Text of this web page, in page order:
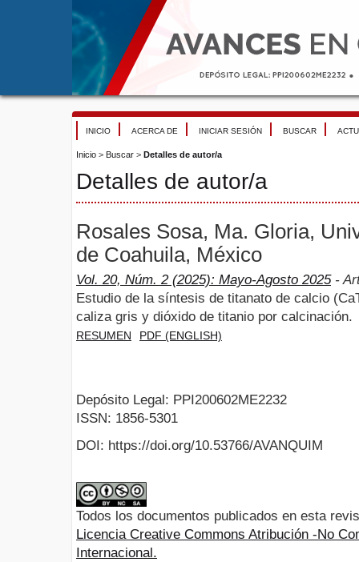
INICIO ACERCA DE INICIAR SESIÓN BUSCAR
Inicio > Buscar > Detalles de autor/a
Detalles de autor/a
Rosales Sosa, Ma. Gloria,
de Coahuila, México
Vol. 20, Núm. 2 (2025): Mayo-Agosto 2025-
Estudio de la síntesis de titanato de calcio
caliza gris y dióxido de titanio por calcinación.
RESUMEN PDF (ENGLISH)
Depósito Legal: PPI200602ME2232
ISSN: 1856-5301
DOI: https://doi.org/10.53766/AVANQUIM
Todos los documentos publicados en esta
Licencia Creative Commons Atribución -No
Internacional.